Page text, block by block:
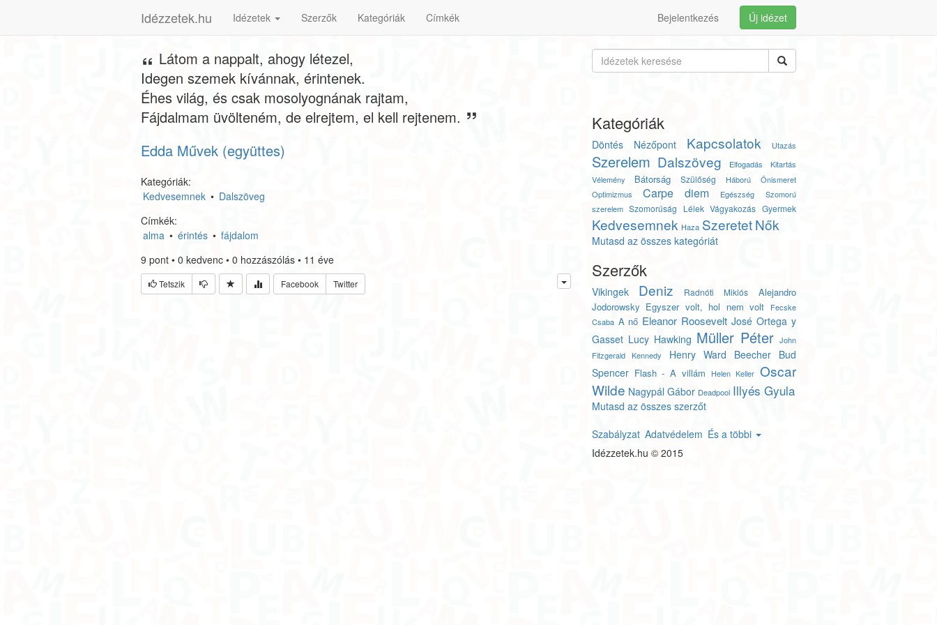
Idézzetek.hu Idézetek Szerzők Kategóriák Címkék Új idézet
Bejelentkezés
Látom a nappalt, ahogy létezel,
Idegen szemek kívánnak, érintenek.
Éhes világ, és csak mosolyognának rajtam,
Fájdalmam üvölteném, de elrejtem, el kell rejtenem.
Edda Művek (együttes)
Kategóriák:
Kedvesemnek • Dalszöveg
Címkék:
alma • érintés • fájdalom
9 pont • 0 kedvenc • 0 hozzászólás • 11 éve
Tetszik Facebook Twitter
Kategóriák
Döntés Nézőpont Kapcsolatok Utazás
Szerelem Dalszöveg Elfogadás
Kitartás
Vélemény
Bátorság Szülőség Háború
Önismeret
Optimizmus
Carpe diem Egészség
Szomorú
szerelem Szomorúság Lélek Vágyakozás Gyermek
Kedvesemnek Haza SzeretetNők
Mutasd az összes kategóriát
Szerzők
Vikingek Deniz Radnóti Miklós
Alejandro
Jodorowsky Egyszer volt, hol nem volt
Fecske
Csaba A nő Eleanor Roosevelt José Ortega y
Gasset Lucy Hawking Müller Péter John
Fitzgerald Kennedy
Henry Ward Beecher
Bud
Spencer Flash - A villám Helen Keller Oscar
Wilde Nagypál Gábor Deadpool Illyés Gyula
Mutasd az összes szerzőt
Szabályzat Adatvédelem És a többi
Idézzetek.hu © 2015